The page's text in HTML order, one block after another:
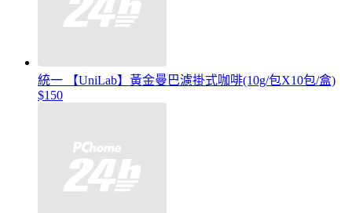
統一 【UniLab】黃金曼巴濾掛式咖啡(10g/包X10包/盒)
$150